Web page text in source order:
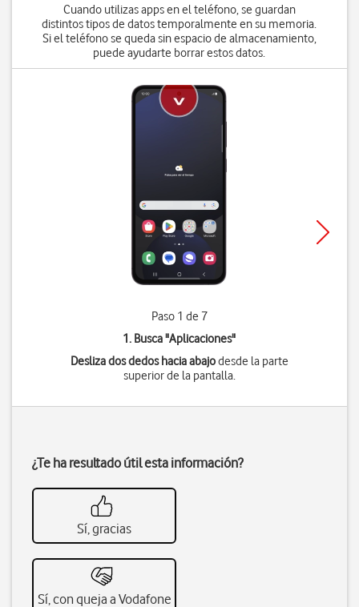
Cuando utilizas apps en el teléfono, se guardan
distintos tipos de datos temporalmente en su memoria.
Si el teléfono se queda sin espacio de almacenamiento,
puede ayudarte borrar estos datos.
Paso 1 de 7
1. Busca "Aplicaciones"
Desliza dos dedos hacia abajodesde la parte
superior de la pantalla.
¿Te ha resultado útil esta información?
Sí, gracias
Sí, con queja a Vodafone